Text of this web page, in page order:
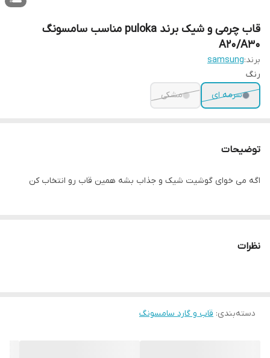
قاب چرمی و شیک برند puloka مناسب سامسونگ
A20/A30
برند:samsung
رنگ
سرمه ای
مشکی
توضیحات
اگه می خوای گوشیت شیک و جذاب بشه همین قاب رو انتخاب کن
نظرات
دسته‌بندی: قاب و گارد سامسونگ